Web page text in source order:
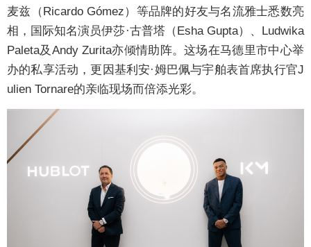
麦兹（Ricardo Gómez）等品牌的好友与名流雅士悉数亮
相，国际知名演员伊莎·古普塔（Esha Gupta）、Ludwika
Paleta及Andy Zurita亦倾情助阵。这场在马德里市中心举
办的私享活动，更因基利安·姆巴佩与宇舶表首席执行官J
ulien Tornare的亲临现场而倍添光彩。